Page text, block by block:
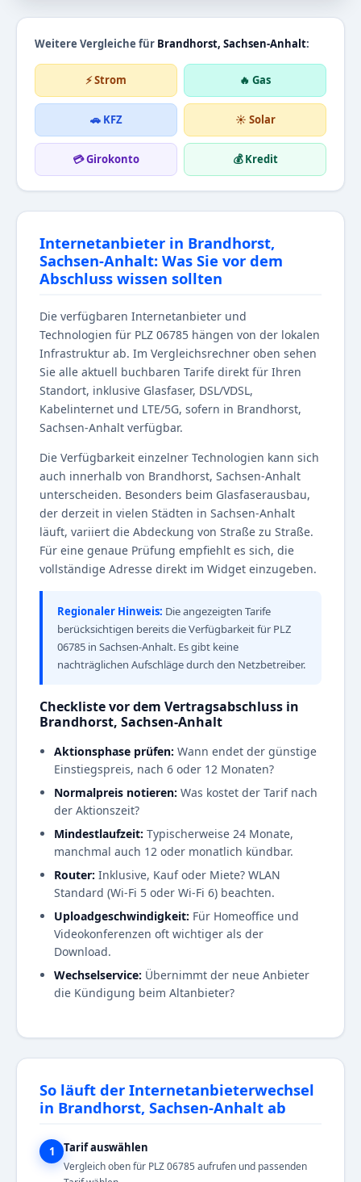
Weitere Vergleiche für Brandhorst, Sachsen-Anhalt:
⚡ Strom 🔥 Gas
🚗 KFZ ☀️ Solar
💳 Girokonto 💰 Kredit
Internetanbieter in Brandhorst,
Sachsen-Anhalt: Was Sie vor dem
Abschluss wissen sollten
Die verfügbaren Internetanbieter und
Technologien für PLZ 06785 hängen von der lokalen
Infrastruktur ab. Im Vergleichsrechner oben sehen
Sie alle aktuell buchbaren Tarife direkt für Ihren
Standort, inklusive Glasfaser, DSL/VDSL,
Kabelinternet und LTE/5G, sofern in Brandhorst,
Sachsen-Anhalt verfügbar.
Die Verfügbarkeit einzelner Technologien kann sich
auch innerhalb von Brandhorst, Sachsen-Anhalt
unterscheiden. Besonders beim Glasfaserausbau,
der derzeit in vielen Städten in Sachsen-Anhalt
läuft, variiert die Abdeckung von Straße zu Straße.
Für eine genaue Prüfung empfiehlt es sich, die
vollständige Adresse direkt im Widget einzugeben.
Regionaler Hinweis: Die angezeigten Tarife
berücksichtigen bereits die Verfügbarkeit für PLZ
06785 in Sachsen-Anhalt. Es gibt keine
nachträglichen Aufschläge durch den Netzbetreiber.
Checkliste vor dem Vertragsabschluss in
Brandhorst, Sachsen-Anhalt
Aktionsphase prüfen: Wann endet der günstige
Einstiegspreis, nach 6 oder 12 Monaten?
Normalpreis notieren: Was kostet der Tarif nach
der Aktionszeit?
Mindestlaufzeit: Typischerweise 24 Monate,
manchmal auch 12 oder monatlich kündbar.
Router: Inklusive, Kauf oder Miete? WLAN
Standard (Wi-Fi 5 oder Wi-Fi 6) beachten.
Uploadgeschwindigkeit: Für Homeoffice und
Videokonferenzen oft wichtiger als der
Download.
Wechselservice: Übernimmt der neue Anbieter
die Kündigung beim Altanbieter?
So läuft der Internetanbieterwechsel
in Brandhorst, Sachsen-Anhalt ab
1 Tarif auswählen
Vergleich oben für PLZ 06785 aufrufen und passenden